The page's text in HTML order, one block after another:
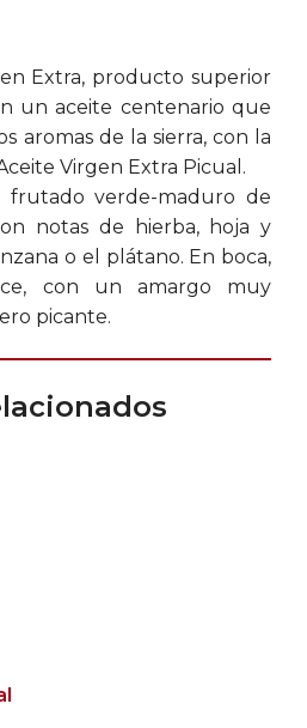
Extra, producto superior
un aceite centenario que
aromas de la sierra, con la
Virgen Extra Picual.
verde-maduro de
notas de hierba, hoja y
o el plátano. En boca,
con un amargo muy
picante.